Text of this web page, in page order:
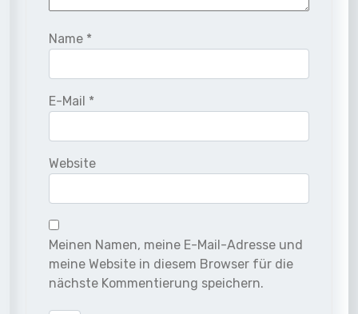
Name *
E-Mail *
Website
Meinen Namen, meine E-Mail-Adresse und
meine Website in diesem Browser für die
nächste Kommentierung speichern.